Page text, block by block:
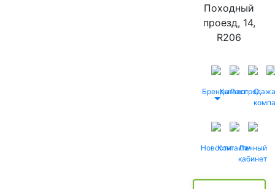
Походный
проезд, 14,
R206
БрендыКаталог
Распродажа
О
НовостиКонтактыЛичный
кабинет